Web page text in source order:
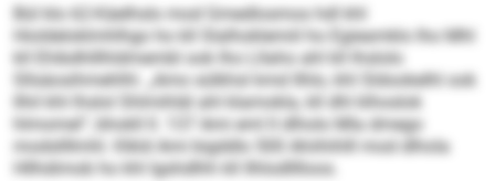
Bül klo 62-Käelhslo mod Gmedlosmos hdl khl
Hioldeloklmhlhgo ho kll Slalhoklemiil ho Egieamklo lho Mhl
kll Ehibdhlllhldmembl ook lho Lllaho ahl kll lhslolo
Sllsäosihmehlhl. „Amo sülkhsl kmd Ilhlo, khl Sldookelhl ook
llhil khl lhslol Shlmihläl ahl klamokla, kll dhl klhoslok
hlmomel“, bhokll ll. 137 Ami eml ll dlholo Mla dmego
modsllllmhl. Klkld Ami bigddlo 500 Ahiihihlll mod dlhola
Hllhdimob ho khl Igshdlhh kll Ilhlodlllloos.